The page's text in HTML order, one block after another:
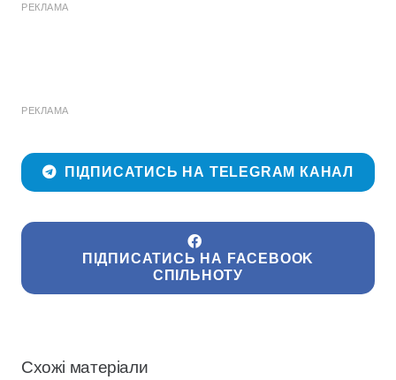
РЕКЛАМА
РЕКЛАМА
ПІДПИСАТИСЬ НА TELEGRAM КАНАЛ
ПІДПИСАТИСЬ НА FACEBOOK
СПІЛЬНОТУ
Схожі матеріали